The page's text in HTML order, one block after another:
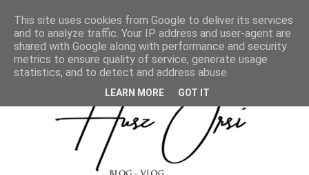
This site uses cookies from Google to deliver its services
and to analyze traffic. Your IP address and user-agent are
shared with Google along with performance and security
metrics to ensure quality of service, generate usage
statistics, and to detect and address abuse.
LEARN MORE GOT IT